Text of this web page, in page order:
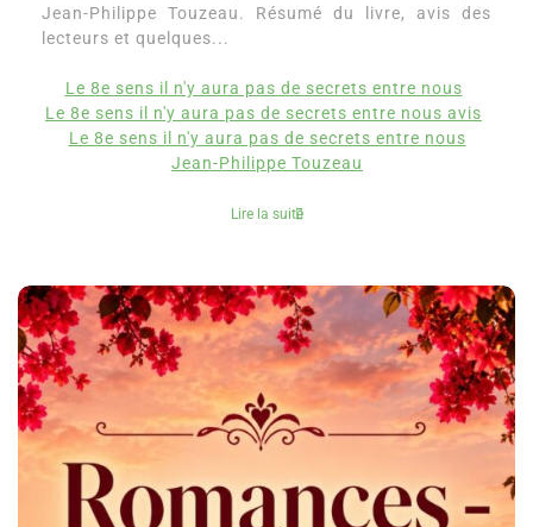
Jean-Philippe Touzeau. Résumé du livre, avis des
lecteurs et quelques...
Le 8e sens il n'y aura pas de secrets entre nous
Le 8e sens il n'y aura pas de secrets entre nous avis
Le 8e sens il n'y aura pas de secrets entre nous
Jean-Philippe Touzeau
Lire la suite